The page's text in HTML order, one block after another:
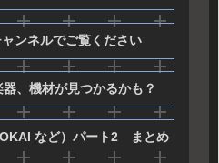
ンネルでご覧ください
、機材が見つかるかも？
など）パート2 まとめ